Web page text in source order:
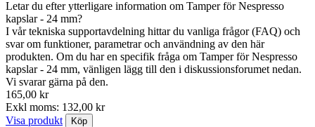
Letar du efter ytterligare information om Tamper för Nespresso
kapslar - 24 mm?
I vår tekniska supportavdelning hittar du vanliga frågor (FAQ) och
svar om funktioner, parametrar och användning av den här
produkten. Om du har en specifik fråga om Tamper för Nespresso
kapslar - 24 mm, vänligen lägg till den i diskussionsforumet nedan.
Vi svarar gärna på den.
165,00 kr
Exkl moms: 132,00 kr
Visa produkt
Köp